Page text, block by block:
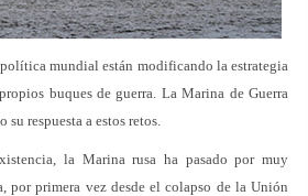
mundial están modificando la estrategia
buques de guerra. La Marina de Guerra
su respuesta a estos retos.
la Marina rusa ha pasado por muy
por primera vez desde el colapso de la Unión